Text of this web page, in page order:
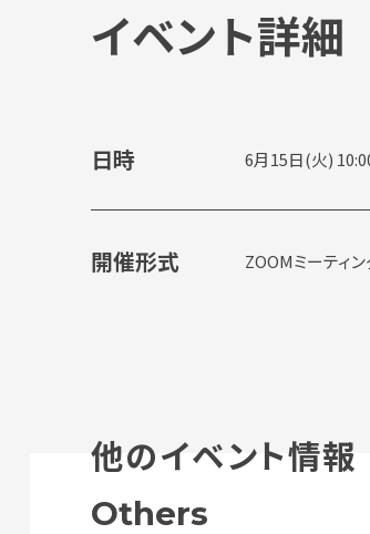
イベント詳細
日時 6月15日(火)
開催形式 ZOOMミーティ
他のイベント情報
Others